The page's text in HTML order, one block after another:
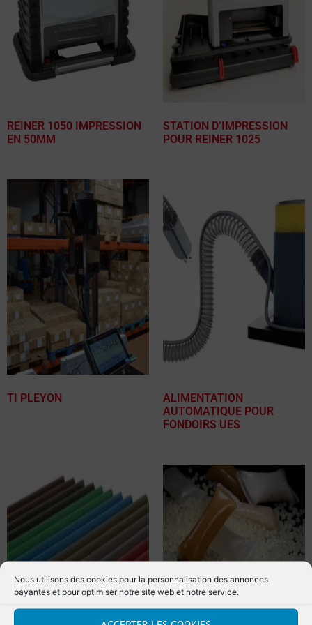
Nous utilisons des cookies pour la personnalisation des annonces
payantes et pour optimiser notre site web et notre service.
REINER 1050 IMPRESSION
EN 50MM
STATION D’IMPRESSION
POUR REINER 1025
TI PLEYON
ALIMENTATION
AUTOMATIQUE POUR
FONDOIRS UES